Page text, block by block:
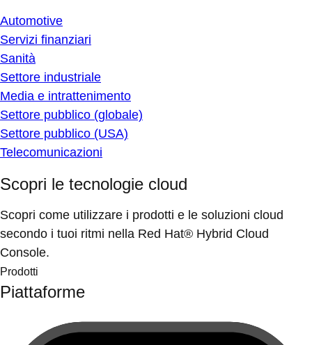
Automotive
Servizi finanziari
Sanità
Settore industriale
Media e intrattenimento
Settore pubblico (globale)
Settore pubblico (USA)
Telecomunicazioni
Scopri le tecnologie cloud
Scopri come utilizzare i prodotti e le soluzioni cloud
secondo i tuoi ritmi nella Red Hat® Hybrid Cloud
Console.
Prodotti
Piattaforme